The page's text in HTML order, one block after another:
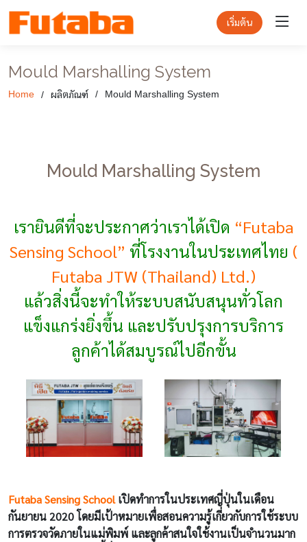
เริ่มต้น
Mould Marshalling System
Home ผลิตภัณฑ์ Mould Marshalling System
Mould Marshalling System
เรายินดีที่จะประกาศว่าเราได้เปิด “Futaba
Sensing School” ที่โรงงานในประเทศไทย (
Futaba JTW (Thailand) Ltd.)
แล้วสิ่งนี้จะทำให้ระบบสนับสนุนทั่วโลก
แข็งแกร่งยิ่งขึ้น และปรับปรุงการบริการ
ลูกค้าได้สมบูรณ์ไปอีกขั้น
Futaba Sensing Schoolเปิดทำการในประเทศญี่ปุ่นในเดือน
กันยายน 2020 โดยมีเป้าหมายเพื่อสอนความรู้เกี่ยวกับการใช้ระบบ
การตรวจวัดภายในแม่พิมพ์ และลูกค้าสนใจใช้งานเป็นจำนวนมาก